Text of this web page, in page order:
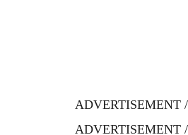
ADVERTISEMENT
ADVERTISEMENT